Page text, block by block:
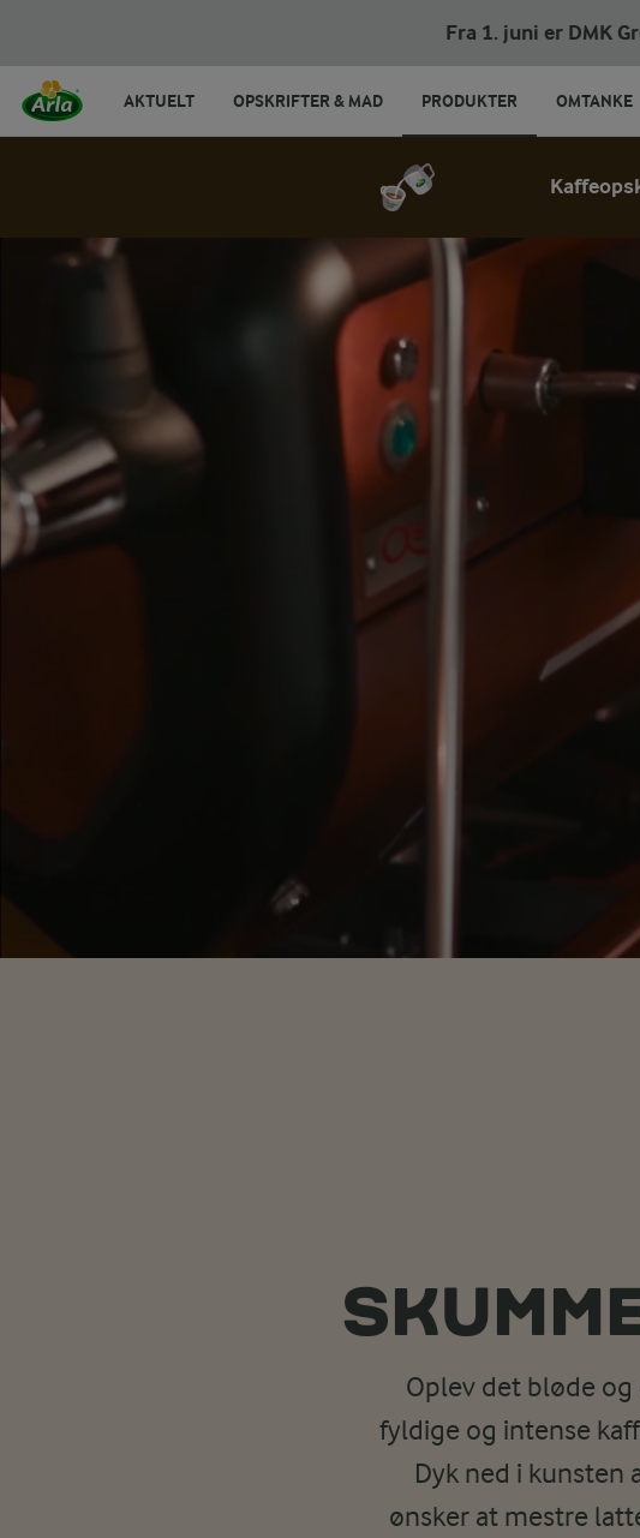
Fra 1. juni er DMK
AKTUELT OPSKRIFTER & MAD PRODUKTER OMTANKE
Oplev det bløde
fyldige og intense
Dyk ned i kunsten
ønsker at mestre